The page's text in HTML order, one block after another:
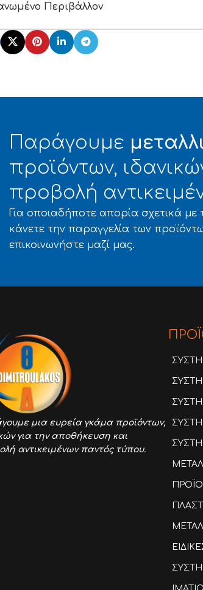
Περιβάλλον
Παράγουμε
προϊόντων,
προβολή
Για οποιαδήποτε απορία σχετικά
κάνετε την παραγγελία των
επικοινωνήστε μαζί μας.
μια ευρεία γκάμα προϊόντων,
για την αποθήκευση και
αντικειμένων παντός τύπου.